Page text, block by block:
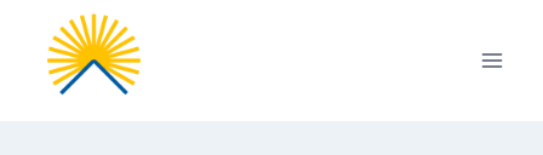
Przejdź
treści